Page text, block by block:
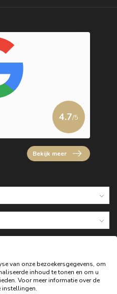
4.7/5
Bekijk meer
van onze bezoekersgegevens, om
inhoud te tonen en om u
Voor meer informatie over de
instellingen.